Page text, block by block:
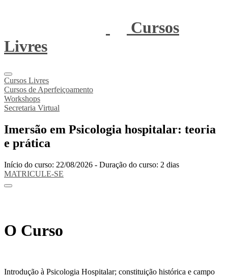
Cursos
Livres
Cursos Livres
Cursos de Aperfeiçoamento
Workshops
Secretaria Virtual
Imersão em Psicologia hospitalar: teoria
e prática
Início do curso: 22/08/2026 - Duração do curso: 2 dias
MATRICULE-SE
O Curso
Introdução à Psicologia Hospitalar; constituição histórica e campo